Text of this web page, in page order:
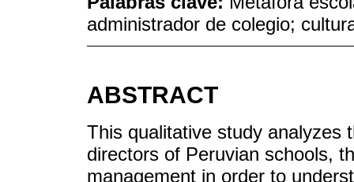
administrador de colegio;
ABSTRACT
This qualitative study analyzes
directors of Peruvian schools,
management in order to